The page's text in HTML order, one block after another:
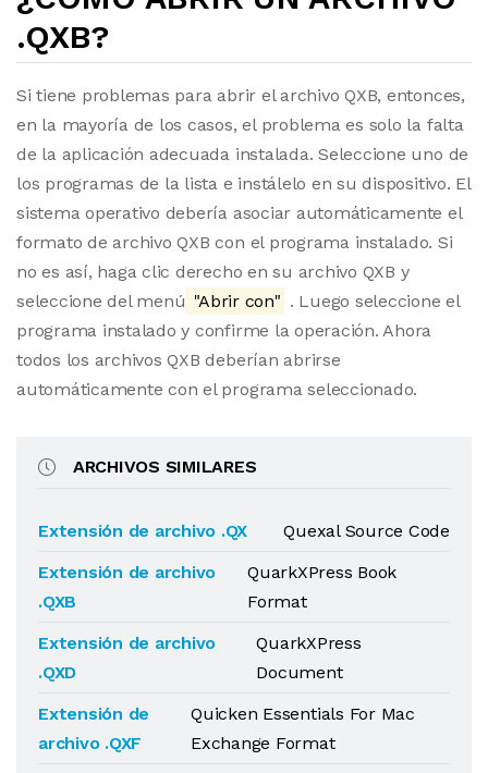
.QXB?
Si tiene problemas para abrir el archivo QXB, entonces,
en la mayoría de los casos, el problema es solo la falta
de la aplicación adecuada instalada. Seleccione uno de
los programas de la lista e instálelo en su dispositivo. El
sistema operativo debería asociar automáticamente el
formato de archivo QXB con el programa instalado. Si
no es así, haga clic derecho en su archivo QXB y
seleccione del menú "Abrir con" . Luego seleccione el
programa instalado y confirme la operación. Ahora
todos los archivos QXB deberían abrirse
automáticamente con el programa seleccionado.
ARCHIVOS SIMILARES
Extensión de archivo .QX
Quexal Source Code
Extensión de archivo
.QXB
QuarkXPress Book
Format
Extensión de archivo
.QXD
QuarkXPress
Document
Extensión de
archivo .QXF
Quicken Essentials For Mac
Exchange Format